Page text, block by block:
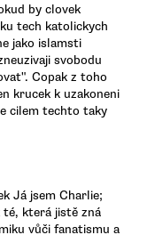
by clovek
tech katolickych
jako islamsti
svobodu
Copak z toho
krucek k uzakoneni
cilem techto taky
Já jsem Charlie;
která jistě zná
vůči fanatismu a